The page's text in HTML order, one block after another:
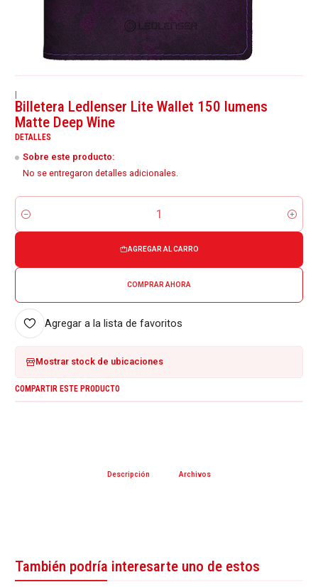
|
Billetera Ledlenser Lite Wallet 150 lumens
Matte Deep Wine
DETALLES
Sobre este producto:
No se entregaron detalles adicionales.
Cantidad
AGREGAR AL CARRO
COMPRAR AHORA
Agregar a la lista de favoritos
Mostrar stock de ubicaciones
COMPARTIR ESTE PRODUCTO
Descripción Archivos
También podría interesarte uno de estos